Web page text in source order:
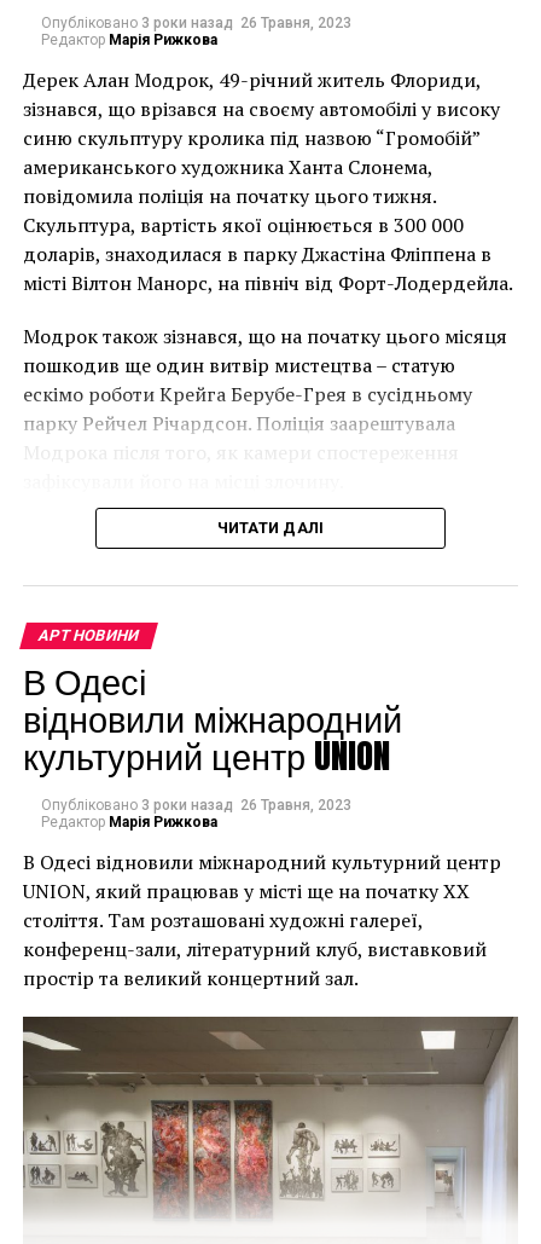
Чоловік позує під макетом чайки, яка ось-ось
накинеться на упаковку чіпсів – сюжет графіті, що
має ознаки вуличного художника Бенксі, на стіні в
Лоустофті на східному узбережжі Англії 8 серпня 2021
року. (Фото Джастіна Талліса / AFP)
В інтерв’ю “Таймс” пан Куттс сказав:
“Спочатку це було
неймовірно, але з
розвитком подій це
стало надзвичайно
впевнений, що Бенксі
усвідомлює
непередбачувані
наслідки для власників
будинків. Якби ми
могли повернути час
назад, ми б це
зробили”.
Хулігани, які намагалися зафарбувати мурал, злодії,
які відколювали зафарбовані фрагменти, щоб
продати їх у Facebook, тріщини в стіні та члени
окружної ради – це лише деякі з неприємностей, з
якими довелося зіткнутися Куттсам. Після крадіжки
їм довелося за власний кошт найняти охоронця,
який би наглядав за муралом вночі.
Єдиний вихід, кажуть Куттси, – це зняти 22-тонну
фреску, а для цього за останній місяць довелося
“зміцнити її 12 шарами смоли, скловолокна і
п’ятьма тоннами сталі, а також використовувати 40-
футовий кран, щоб забрати її”.
Опубліковано 3 роки назад 26 Травня, 2023
Редактор Марія Рижкова
Дерек Алан Модрок, 49-річний житель Флориди,
зізнався, що врізався на своєму автомобілі у високу
синю скульптуру кролика під назвою “Громобій”
американського художника Ханта Слонема,
повідомила поліція на початку цього тижня.
Скульптура, вартість якої оцінюється в 300 000
доларів, знаходилася в парку Джастіна Фліппена в
місті Вілтон Манорс, на північ від Форт-Лодердейла.
Модрок також зізнався, що на початку цього місяця
пошкодив ще один витвір мистецтва – статую
ескімо роботи Крейга Берубе-Грея в сусідньому
парку Рейчел Річардсон. Поліція заарештувала
Модрока після того, як камери спостереження
Хант Слонем “Thunderbunny”, 2022
Слонем, зі свого боку, вперше почув про акт
ЧИТАТИ ДАЛІ
АРТ НОВИНИ
В Одесі
відновили міжнародний
культурний центр UNION
Опубліковано 3 роки назад 26 Травня, 2023
Редактор Марія Рижкова
В Одесі відновили міжнародний культурний центр
UNION, який працював у місті ще на початку XX
століття. Там розташовані художні галереї,
конференц-зали, літературний клуб, виставковий
простір та великий концертний зал.